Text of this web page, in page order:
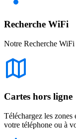
Recherche WiFi
Notre Recherche
Cartes hors ligne
Téléchargez les
votre téléphone ou à